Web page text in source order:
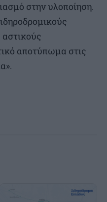
στην υλοποίηση.
αποτύπωμα στις